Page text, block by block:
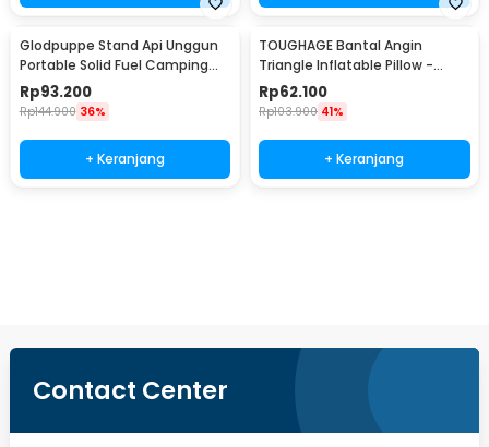
Glodpuppe Stand Api Unggun
Portable Solid Fuel Camping
Tool - EZ203
Rp93.200
Rp144.900 36%
+ Keranjang
TOUGHAGE Bantal Angin
Triangle Inflatable Pillow -
PF3101
Rp62.100
Rp103.900 41%
+ Keranjang
Contact Center